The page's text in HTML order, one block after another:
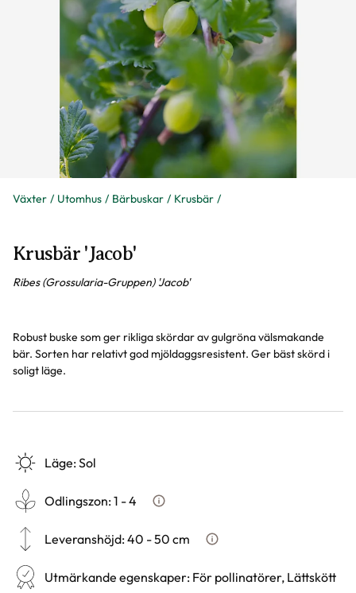
Växter Utomhus Bärbuskar Krusbär
Krusbär 'Jacob'
Ribes (Grossularia-Gruppen) 'Jacob'
Robust buske som ger rikliga skördar av gulgröna välsmakande
bär. Sorten har relativt god mjöldaggsresistent. Ger bäst skörd i
soligt läge.
Läge:Sol
Odlingszon:1 - 4 Vad är odlingszon?
Leveranshöjd:40 - 50 cm Hur vi mäter leveranshöjd på
Utmärkande egenskaper: För pollinatörer, Lättskött